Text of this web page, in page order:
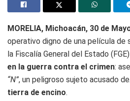
MORELIA, Michoacán, 30 de
operativo digno de una película de
la Fiscalía General del Estado
en la guerra contra el crimen:
“N”, un peligroso sujeto acusado
tierra de encino.